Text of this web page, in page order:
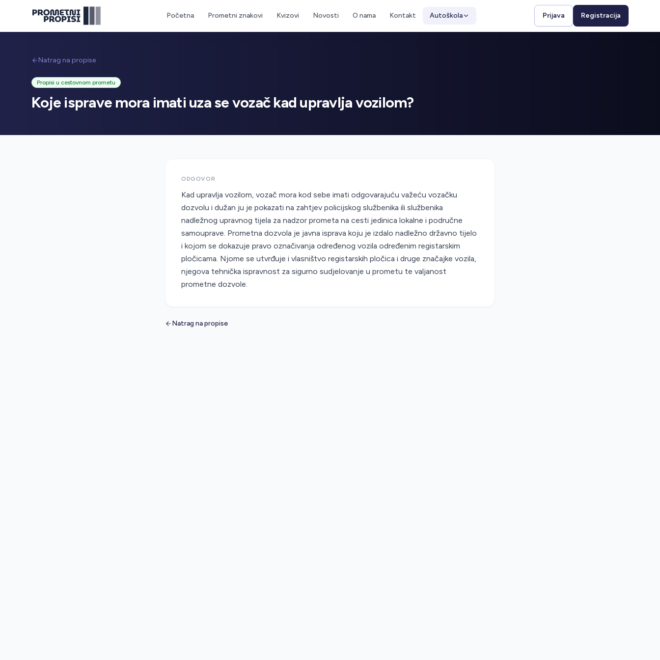
Početna Prometni znakovi Kvizovi Novosti O nama Kontakt Autoškola Prijava Registracija
Natrag na propise
Propisi u cestovnom prometu
Koje isprave mora imati uza se vozač kad upravlja vozilom?
ODGOVOR
Kad upravlja vozilom, vozač mora kod sebe imati odgovarajuću važeću vozačku
dozvolu i dužan ju je pokazati na zahtjev policijskog službenika ili službenika
nadležnog upravnog tijela za nadzor prometa na cesti jedinica lokalne i područne
samouprave. Prometna dozvola je javna isprava koju je izdalo nadležno državno tijelo
i kojom se dokazuje pravo označivanja određenog vozila određenim registarskim
pločicama. Njome se utvrđuje i vlasništvo registarskih pločica i druge značajke vozila,
njegova tehnička ispravnost za sigurno sudjelovanje u prometu te valjanost
prometne dozvole.
Natrag na propise